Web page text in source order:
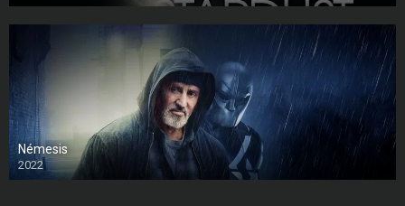
Némesis
2022